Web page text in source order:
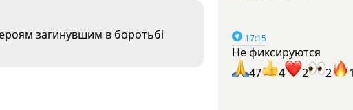
загинувшим в боротьбi
17:15
Не фиксируются
47
4 2 2 1